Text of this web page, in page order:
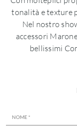
tonalità e texture
Nel nostro
accessori
bellissimi